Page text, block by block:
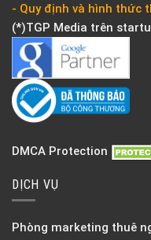
- Quy định và hình thức
(*)TGP Media trên
DMCA Protection
DỊCH VỤ
Phòng marketing thuê